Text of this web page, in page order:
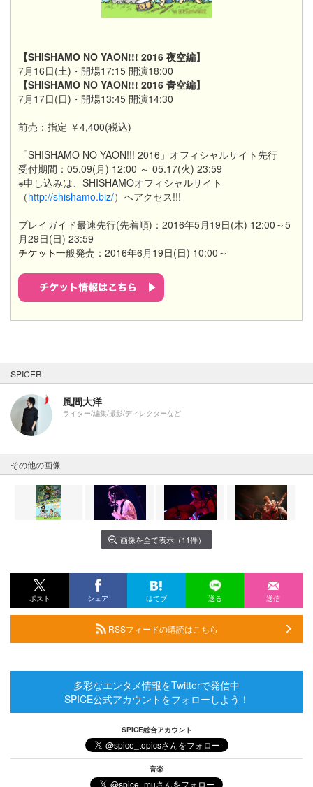
【SHISHAMO NO YAON!!! 2016 夜空編】
7月16日(土)・開場17:15 開演18:00
【SHISHAMO NO YAON!!! 2016 青空編】
7月17日(日)・開場13:45 開演14:30
前売：指定 ￥4,400(税込)
「SHISHAMO NO YAON!!! 2016」オフィシャルサイト先行
受付期間：05.09(月) 12:00 ～ 05.17(火) 23:59
※申し込みは、SHISHAMOオフィシャルサイト
（http://shishamo.biz/）へアクセス!!!
プレイガイド最速先行(先着順)：2016年5月19日(木) 12:00～5
月29日(日) 23:59
一般発売：2016年6月19日(日) 10:00～
SPICER
風間大洋
ライター/編集/撮影/ディレクターなど
その他の画像
画像を全て表示（11件）
ポスト シェア はてブ 送る 送信
RSSフィードの購読はこちら
多彩なエンタメ情報をTwitterで発信中
SPICE公式アカウントをフォローしよう！
SPICE総合アカウント
音楽